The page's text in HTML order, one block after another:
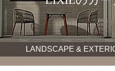
LANDSCAPE &